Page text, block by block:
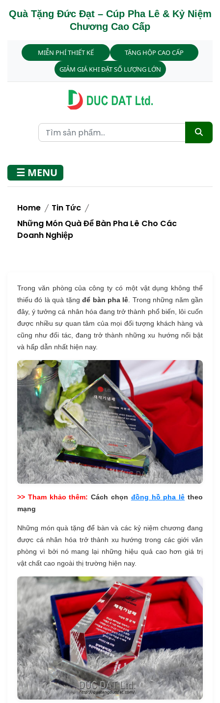
Quà Tặng Đức Đạt – Cúp Pha Lê & Kỷ Niệm
Chương Cao Cấp
MIỄN PHÍ THIẾT KẾ
TẶNG HỘP CAO CẤP
GIẢM GIÁ KHI ĐẶT SỐ LƯỢNG LỚN
☰ MENU
Home
Tin Tức
Những Món Quà Để Bàn Pha Lê Cho Các
Doanh Nghiệp
Trong văn phòng của công ty có một vật dụng không thể
thiếu đó là quà tặngđể bàn pha lê . Trong những năm gần
đây, ý tưởng cá nhân hóa đang trở thành phổ biến, lôi cuốn
được nhiều sự quan tâm của mọi đối tượng khách hàng và
cũng như đối tác, đang trở thành những xu hướng nổi bật
và hấp dẫn nhất hiện nay.
>> Tham khảo thêm:Cách chọn đồng hồ pha lê theo
mạng​
Những món quà tặng để bàn và các kỷ niệm chương đang
được cá nhân hóa trở thành xu hướng trong các giới văn
phòng vì bởi nó mang lại những hiệu quả cao hơn giá trị
vật chất cao ngoài thị trường hiện nay.